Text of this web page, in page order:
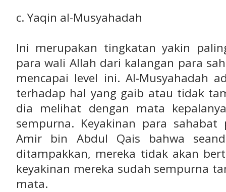
c. Yaqin al-Musyahadah
Ini merupakan tingkatan yakin
para wali Allah dari kalangan para
mencapai level ini. Al-Musyahadah
terhadap hal yang gaib atau tidak
dia melihat dengan mata
sempurna. Keyakinan para
Amir bin Abdul Qais bahwa
ditampakkan, mereka tidak akan
keyakinan mereka sudah sempurna
mata.